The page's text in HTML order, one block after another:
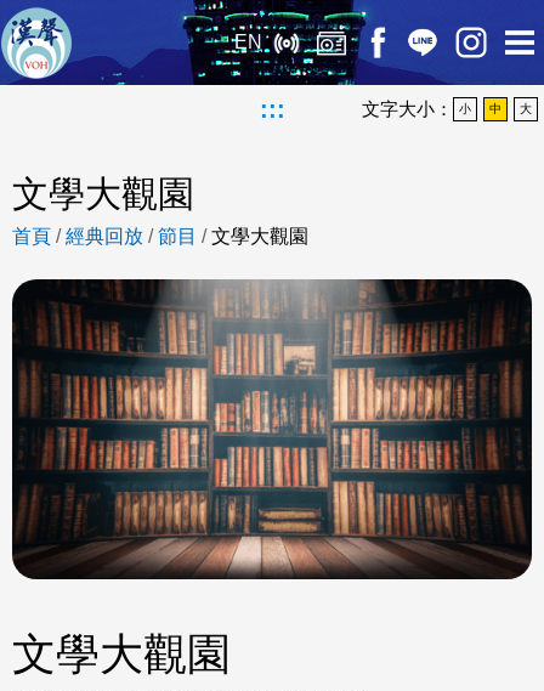
EN
::: 文字大小： 小 中 大
文學大觀園
首頁 /經典回放 /節目 /文學大觀園
文學大觀園